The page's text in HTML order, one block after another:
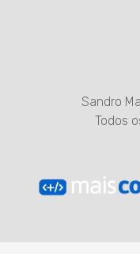
Sandro
Todos